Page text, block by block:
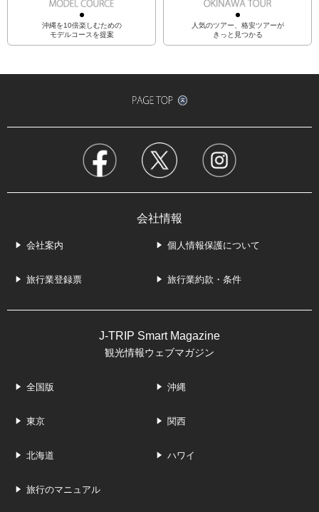
沖縄を10倍楽しむための
モデルコースを提案
人気のツアー、格安ツアーが
きっと見つかる
会社情報
会社案内 個人情報保護について
旅行業登録票 旅行業約款・条件
J-TRIP Smart Magazine
観光情報ウェブマガジン
全国版 沖縄
東京 関西
北海道 ハワイ
旅行のマニュアル